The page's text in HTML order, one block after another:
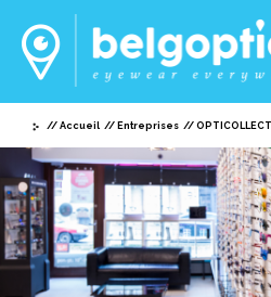
Accueil Entreprises